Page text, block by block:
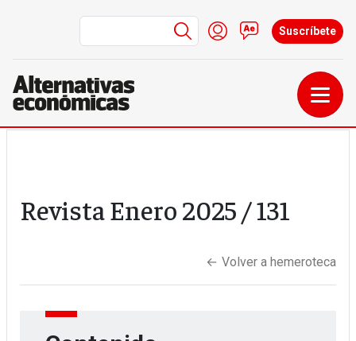
Menú de cuenta de
Iniciar sesión
Contacto
Suscríbete
RevistaEnero 2025 / 131
← Volver a hemeroteca